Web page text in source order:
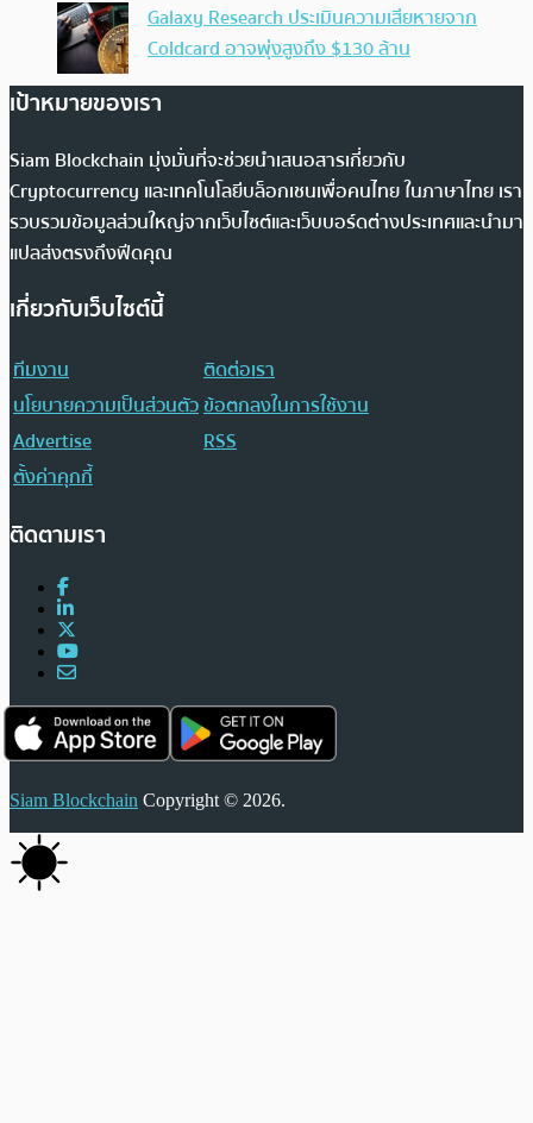
Galaxy Research ประเมินความเสียหายจาก
Coldcard อาจพุ่งสูงถึง $130 ล้าน
เป้าหมายของเรา
Siam Blockchain มุ่งมั่นที่จะช่วยนำเสนอสารเกี่ยวกับ
Cryptocurrency และเทคโนโลยีบล็อกเชนเพื่อคนไทย ในภาษาไทย เรา
รวบรวมข้อมูลส่วนใหญ่จากเว็บไซต์และเว็บบอร์ดต่างประเทศและนำมา
แปลส่งตรงถึงฟีดคุณ
เกี่ยวกับเว็บไซต์นี้
ทีมงาน
ติดต่อเรา
นโยบายความเป็นส่วนตัวข้อตกลงในการใช้งาน
Advertise
RSS
ตั้งค่าคุกกี้
ติดตามเรา
Siam Blockchain Copyright © 2026.